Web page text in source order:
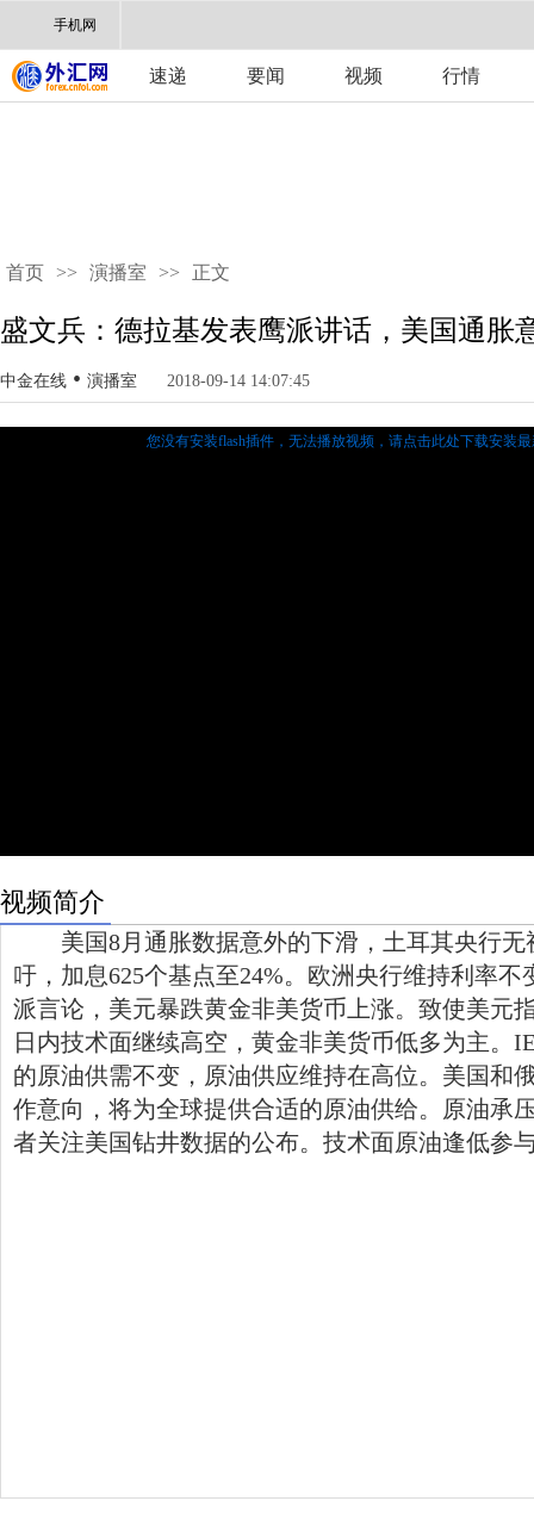
手机网
速递 要闻 视频 行情
首页 >> 演播室 >> 正文
盛文兵：德拉基发表鹰派讲话，美国通胀
中金在线 • 演播室 2018-09-14 14:07:45
您没有安装flash插件，无法播放视频， 请点击此处下载安装
视频简介
美国8月通胀数据意外的下滑，土耳其央行无
吁，加息625个基点至24%。欧洲央行维持利率不
派言论，美元暴跌黄金非美货币上涨。致使美元
日内技术面继续高空，黄金非美货币低多为主。
的原油供需不变，原油供应维持在高位。美国和
作意向，将为全球提供合适的原油供给。原油承
者关注美国钻井数据的公布。技术面原油逢低参